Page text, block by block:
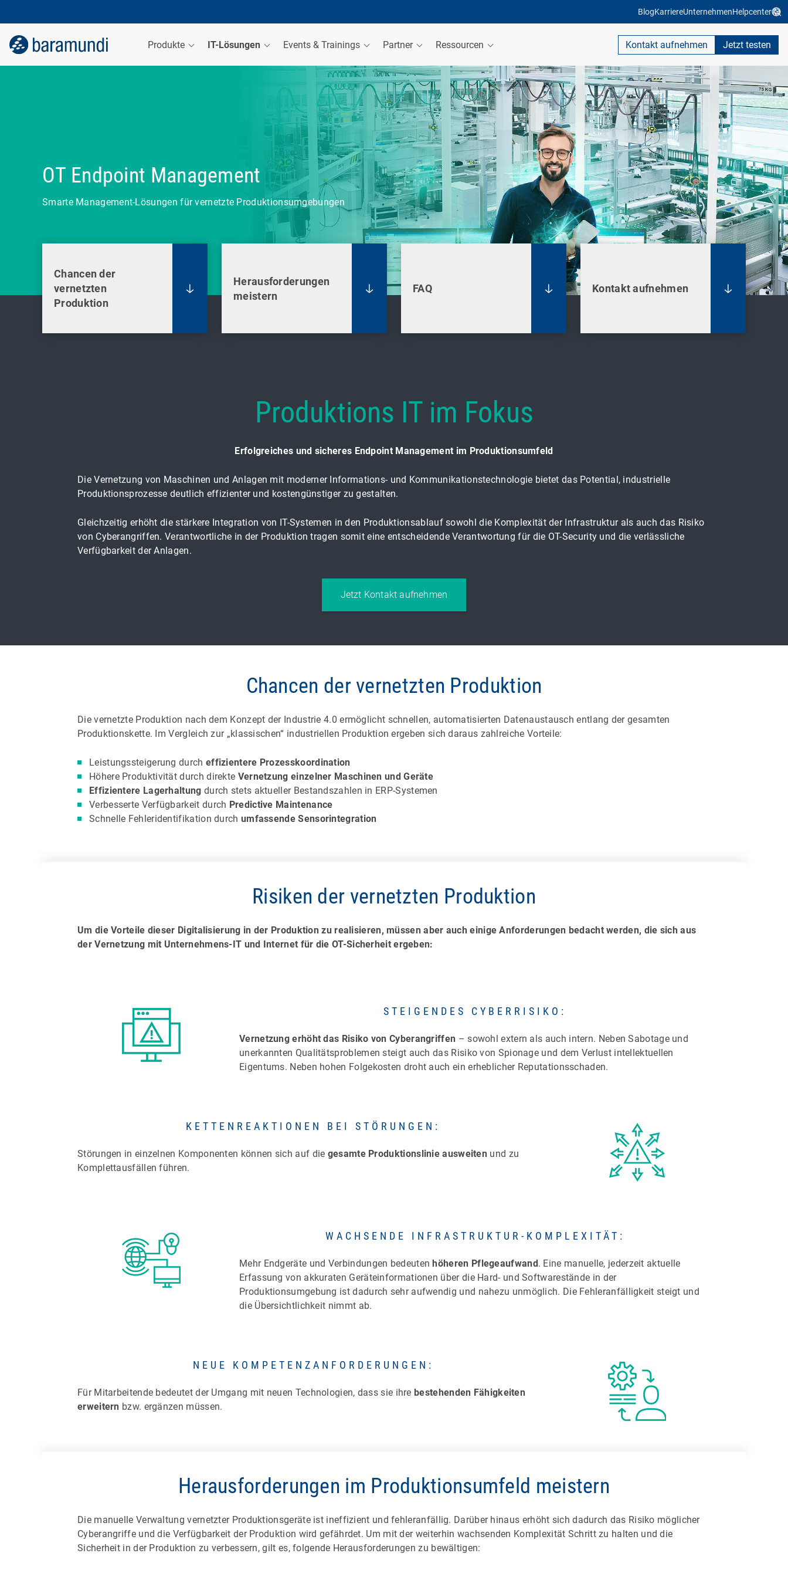
BlogKarriereUnternehmenHelpcenter
Produkte IT-Lösungen Events & Trainings Partner Ressourcen Kontakt aufnehmen Jetzt testen
OT Endpoint Management
Smarte Management-Lösungen für vernetzte Produktionsumgebungen
Chancen der
vernetzten
Produktion
Herausforderungen
meistern
FAQ Kontakt aufnehmen
Produktions IT im Fokus
Erfolgreiches und sicheres Endpoint Management im Produktionsumfeld
Die Vernetzung von Maschinen und Anlagen mit moderner Informations- und Kommunikationstechnologie bietet das Potential, industrielle
Produktionsprozesse deutlich effizienter und kostengünstiger zu gestalten.
Gleichzeitig erhöht die stärkere Integration von IT-Systemen in den Produktionsablauf sowohl die Komplexität der Infrastruktur als auch das Risiko
von Cyberangriffen. Verantwortliche in der Produktion tragen somit eine entscheidende Verantwortung für die OT-Security und die verlässliche
Verfügbarkeit der Anlagen.
Jetzt Kontakt aufnehmen
Chancen der vernetzten Produktion
Die vernetzte Produktion nach dem Konzept der Industrie 4.0 ermöglicht schnellen, automatisierten Datenaustausch entlang der gesamten
Produktionskette. Im Vergleich zur „klassischen“ industriellen Produktion ergeben sich daraus zahlreiche Vorteile:
Leistungssteigerung durch effizientere Prozesskoordination
Höhere Produktivität durch direkte Vernetzung einzelner Maschinen und Geräte
Effizientere Lagerhaltung durch stets aktueller Bestandszahlen in ERP-Systemen
Verbesserte Verfügbarkeit durch Predictive Maintenance
Schnelle Fehleridentifikation durch umfassende Sensorintegration
Risiken der vernetzten Produktion
Um die Vorteile dieser Digitalisierung in der Produktion zu realisieren, müssen aber auch einige Anforderungen bedacht werden, die sich aus
der Vernetzung mit Unternehmens-IT und Internet für die OT-Sicherheit ergeben:
STEIGENDES CYBERRISIKO:
Vernetzung erhöht das Risiko von Cyberangriffen – sowohl extern als auch intern. Neben Sabotage und
unerkannten Qualitätsproblemen steigt auch das Risiko von Spionage und dem Verlust intellektuellen
Eigentums. Neben hohen Folgekosten droht auch ein erheblicher Reputationsschaden.
KETTENREAKTIONEN BEI STÖRUNGEN:
Störungen in einzelnen Komponenten können sich auf die gesamte Produktionslinie ausweiten und zu
Komplettausfällen führen.
WACHSENDE INFRASTRUKTUR-KOMPLEXITÄT:
Mehr Endgeräte und Verbindungen bedeutenhöheren Pflegeaufwand. Eine manuelle, jederzeit aktuelle
Erfassung von akkuraten Geräteinformationen über die Hard- und Softwarestände in der
Produktionsumgebung ist dadurch sehr aufwendig und nahezu unmöglich. Die Fehleranfälligkeit steigt und
die Übersichtlichkeit nimmt ab.
NEUE KOMPETENZANFORDERUNGEN:
Für Mitarbeitende bedeutet der Umgang mit neuen Technologien, dass sie ihre bestehenden Fähigkeiten
erweitern bzw. ergänzen müssen.
Herausforderungen im Produktionsumfeld meistern
Die manuelle Verwaltung vernetzter Produktionsgeräte ist ineffizient und fehleranfällig. Darüber hinaus erhöht sich dadurch das Risiko möglicher
Cyberangriffe und die Verfügbarkeit der Produktion wird gefährdet. Um mit der weiterhin wachsenden Komplexität Schritt zu halten und die
Sicherheit in der Produktion zu verbessern, gilt es, folgende Herausforderungen zu bewältigen:
Um richtige Entscheidungen schnell zu treffen, sind akkurate Informationen und umfassender